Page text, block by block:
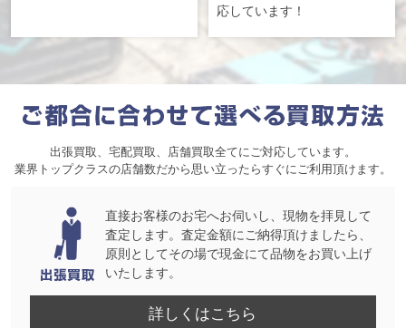
応しています！
出張買取、宅配買取、店舗買取全てにご対応しています。
業界トップクラスの店舗数だから思い立ったらすぐにご利用頂けます。
直接お客様のお宅へお伺いし、現物を拝見して
査定します。査定金額にご納得頂けましたら、
原則としてその場で現金にて品物をお買い上げ
いたします。
詳しくはこちら